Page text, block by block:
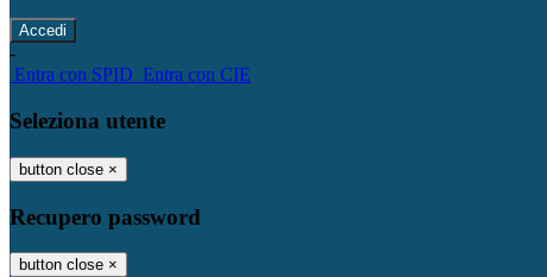
-
Entra con SPID Entra con CIE
Seleziona utente
button close ×
Recupero password
button close ×